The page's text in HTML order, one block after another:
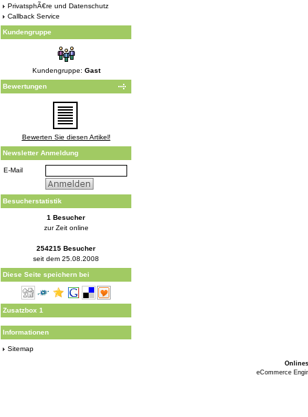
PrivatsphÃ€re und Datenschutz
Callback Service
Kundengruppe
Kundengruppe: Gast
Bewertungen
Bewerten Sie diesen Artikel!
Newsletter Anmeldung
E-Mail
Besucherstatistik
1 Besucher
zur Zeit online
254215 Besucher
seit dem 25.08.2008
Diese Seite speichern bei
Zusatzbox 1
Informationen
Sitemap
eCommerce